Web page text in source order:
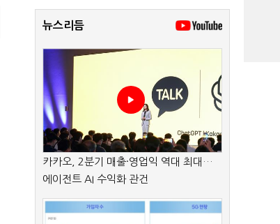
뉴스리듬
카카오, 2분기 매출·영업익 역대 최대…
에이전트 AI 수익화 관건